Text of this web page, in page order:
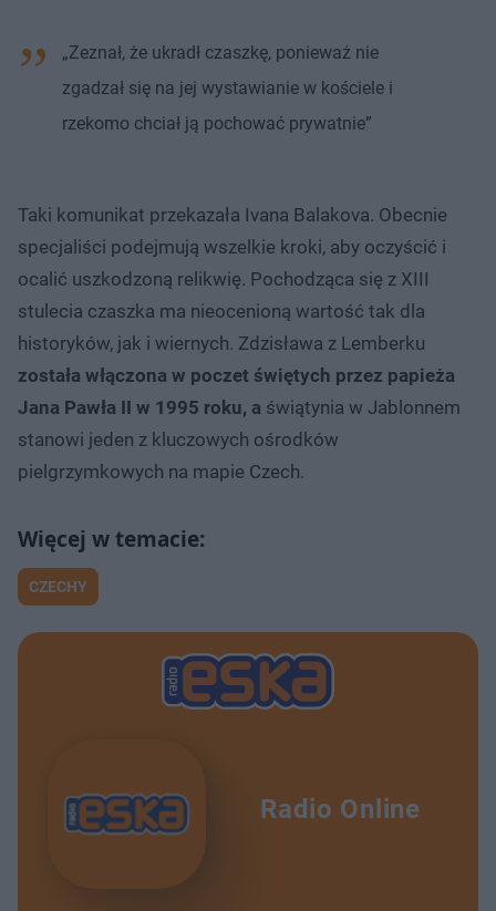
„Zeznał, że ukradł czaszkę, ponieważ nie
zgadzał się na jej wystawianie w kościele i
rzekomo chciał ją pochować prywatnie”
Taki komunikat przekazała Ivana Balakova. Obecnie
specjaliści podejmują wszelkie kroki, aby oczyścić i
ocalić uszkodzoną relikwię. Pochodząca się z XIII
stulecia czaszka ma nieocenioną wartość tak dla
historyków, jak i wiernych. Zdzisława z Lemberku
została włączona w poczet świętych przez papieża
Jana Pawła II w 1995 roku, a świątynia w Jablonnem
stanowi jeden z kluczowych ośrodków
pielgrzymkowych na mapie Czech.
CZECHY
Radio Online